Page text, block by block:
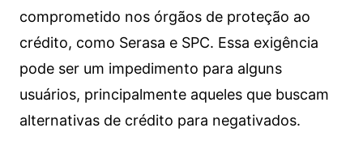
comprometido nos órgãos de proteção ao
crédito, como Serasa e SPC. Essa exigência
pode ser um impedimento para alguns
usuários, principalmente aqueles que buscam
alternativas de crédito para negativados.